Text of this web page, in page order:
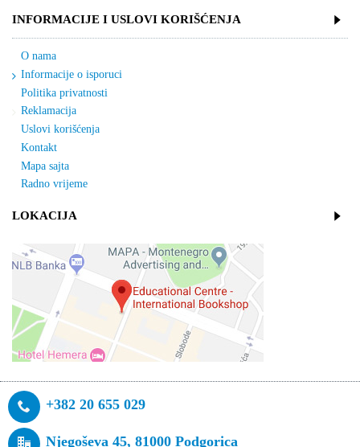
INFORMACIJE I USLOVI KORIŠĆENJA
O nama
Informacije o isporuci
Politika privatnosti
Reklamacija
Uslovi korišćenja
Kontakt
Mapa sajta
Radno vrijeme
LOKACIJA
+382 20 655 029
Njegoševa 45, 81000 Podgorica